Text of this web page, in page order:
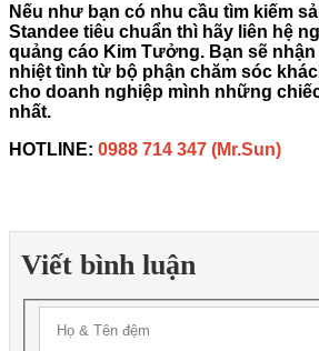
Nếu như bạn có nhu cầu tìm kiếm
Standee tiêu chuẩn thì hãy liên hệ
quảng cáo Kim Tưởng. Bạn sẽ
nhiệt tình từ bộ phận chăm sóc
cho doanh nghiệp mình những
nhất.
HOTLINE: 0988 714 347 (Mr.Sun)
Viết bình luận